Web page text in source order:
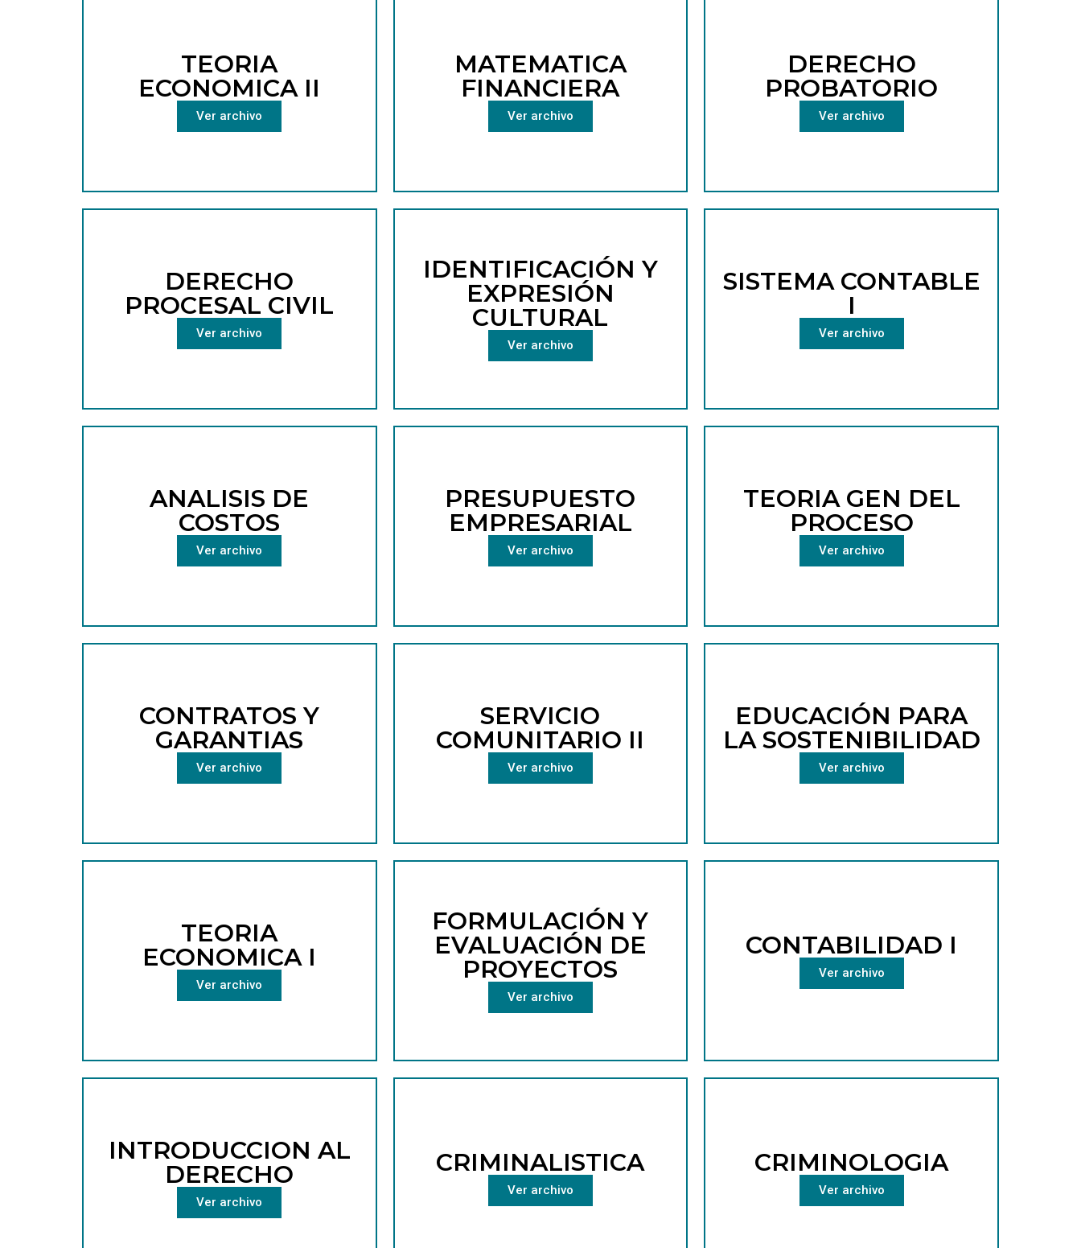
TEORIA
ECONOMICA II
Ver archivo
MATEMATICA
FINANCIERA
Ver archivo
DERECHO
PROBATORIO
Ver archivo
DERECHO
PROCESAL CIVIL
Ver archivo
IDENTIFICACIÓN Y
EXPRESIÓN
CULTURAL
Ver archivo
SISTEMA CONTABLE
I
Ver archivo
ANALISIS DE
COSTOS
Ver archivo
PRESUPUESTO
EMPRESARIAL
Ver archivo
TEORIA GEN DEL
PROCESO
Ver archivo
CONTRATOS Y
GARANTIAS
Ver archivo
SERVICIO
COMUNITARIO II
Ver archivo
EDUCACIÓN PARA
LA SOSTENIBILIDAD
Ver archivo
TEORIA
ECONOMICA I
Ver archivo
FORMULACIÓN Y
EVALUACIÓN DE
PROYECTOS
Ver archivo
CONTABILIDAD I
Ver archivo
INTRODUCCION AL
DERECHO
Ver archivo
CRIMINALISTICA
Ver archivo
CRIMINOLOGIA
Ver archivo